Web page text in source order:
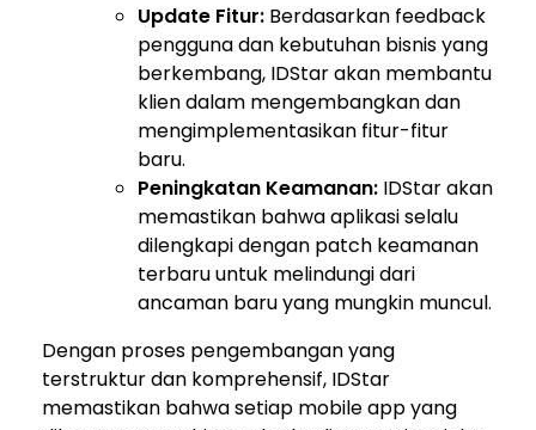
Update Fitur: Berdasarkan feedback
pengguna dan kebutuhan bisnis yang
berkembang, IDStar akan membantu
klien dalam mengembangkan dan
mengimplementasikan fitur-fitur
baru.
Peningkatan Keamanan: IDStar akan
memastikan bahwa aplikasi selalu
dilengkapi dengan patch keamanan
terbaru untuk melindungi dari
ancaman baru yang mungkin muncul.
Dengan proses pengembangan yang
terstruktur dan komprehensif, IDStar
memastikan bahwa setiap mobile app yang